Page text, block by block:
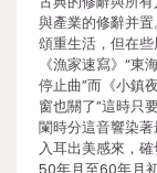
與產業的修辭并
頌重生活，但在
《漁家速寫》“東
停止曲”而《小鎮
窗也關了”這時只
闌時分這音響染
入耳出美感來，
50年月至60年月